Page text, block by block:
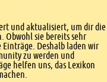
und aktualisiert, um dir die
Obwohl sie bereits sehr
Deshalb laden wir
zu werden und
helfen uns, das Lexikon